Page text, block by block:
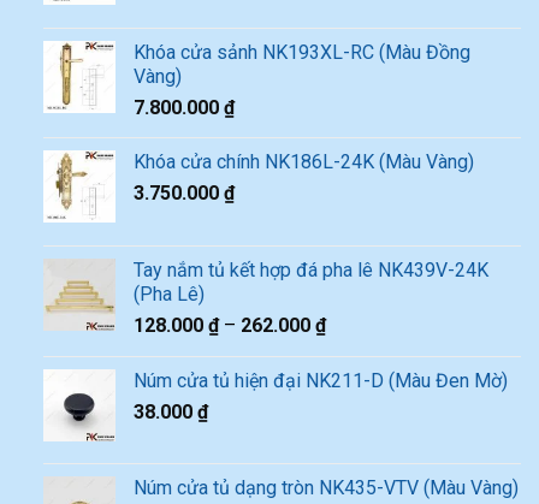
Khóa cửa sảnh NK193XL-RC (Màu Đồng
Vàng)
7.800.000 ₫
Khóa cửa chính NK186L-24K (Màu Vàng)
3.750.000 ₫
Tay nắm tủ kết hợp đá pha lê NK439V-24K
(Pha Lê)
128.000 ₫– 262.000 ₫
Núm cửa tủ hiện đại NK211-D (Màu Đen Mờ)
38.000 ₫
Núm cửa tủ dạng tròn NK435-VTV (Màu Vàng)